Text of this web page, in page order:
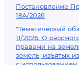
Постановление
18А/2026
"Тематический
11/2026. О
правами на
земель, изъятых